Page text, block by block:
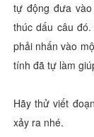
tự động đưa
thúc dấu câu
phải nhấn vào
tính đã tự làm
Hãy thử viết
xảy ra nhé.